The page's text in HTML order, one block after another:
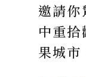
邀請你
中重
果城市